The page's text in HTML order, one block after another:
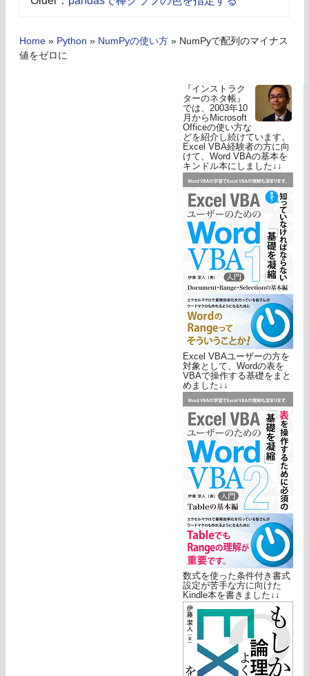
Home » Python » NumPyの使い方 » NumPyで配列のマイナス
値をゼロに
『インストラク
ターのネタ帳』
では、2003年10
月からMicrosoft
Officeの使い方な
どを紹介し続けています。
Excel VBA経験者の方に向
けて、Word VBAの基本を
キンドル本にしました↓↓
Excel VBAユーザーの方を
対象として、Wordの表を
VBAで操作する基礎をまと
めました↓↓
数式を使った条件付き書式
設定が苦手な方に向けた
Kindle本を書きました↓↓